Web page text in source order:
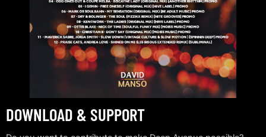
DOWNLOAD & SUPPORT